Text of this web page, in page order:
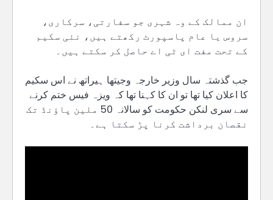
ان ممالک کے وہ شہری جو سفارتی، سرکاری،
سروس یا عام پاسپورٹ رکھتے ہیں، نئی سکیم
کے تحت مفت ای ٹی اے حاصل کر سکتے ہیں۔
جب گذشتہ سال وزیر خارجہ وجیتھا ہیراتھ نے اس سکیم
کا اعلان کیا تھا تو ان کا کہنا تھا کہ ویزہ فیس ختم کرنے
سے سری لنکن حکومت کو سالانہ 50 ملین پاؤنڈ تک
نقصان برداشت کرنا پڑ سکتا ہے۔